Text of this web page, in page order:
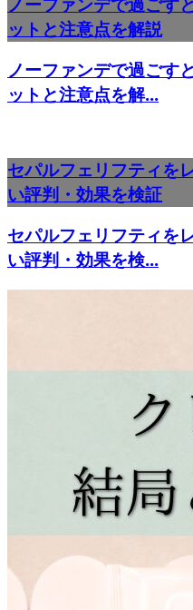
ットと注意点を解説
ノーファンデで過ごす
ットと注意点を解...
セパルフェリフティを
い評判・効果を検証
セパルフェリフティを
い評判・効果を検...